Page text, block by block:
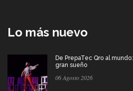
Lo más nuevo
De PrepaTec Qro al
gran sueño
06 Agosto 2026